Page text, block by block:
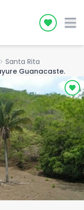
Icon
chevron_right Santa Rita
Guanacaste.